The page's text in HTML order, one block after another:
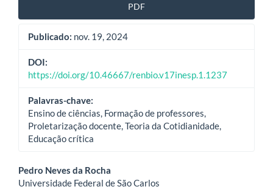
PDF
Publicado: nov. 19, 2024
DOI:
https://doi.org/10.46667/renbio.v17inesp.1.1237
Palavras-chave:
Ensino de ciências, Formação de professores,
Proletarização docente, Teoria da Cotidianidade,
Educação crítica
Conteúdo
Pedro Neves da Rocha
Universidade Federal de São Carlos